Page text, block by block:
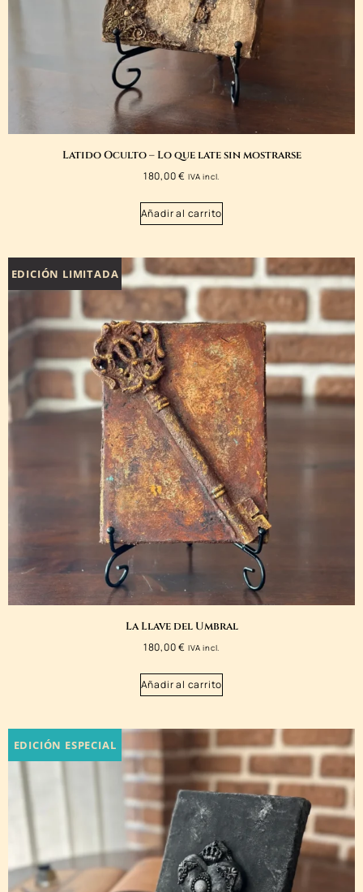
Latido Oculto – Lo que late sin mostrarse
180,00€ IVA incl.
Añadir al carrito
EDICIÓN LIMITADA
La Llave del Umbral
180,00€ IVA incl.
Añadir al carrito
EDICIÓN ESPECIAL